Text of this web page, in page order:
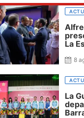
La
para
8
La